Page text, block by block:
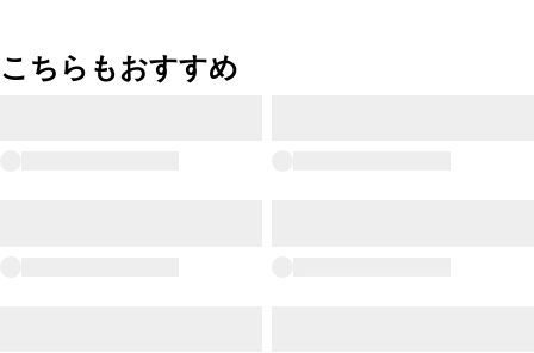
こちらもおすすめ